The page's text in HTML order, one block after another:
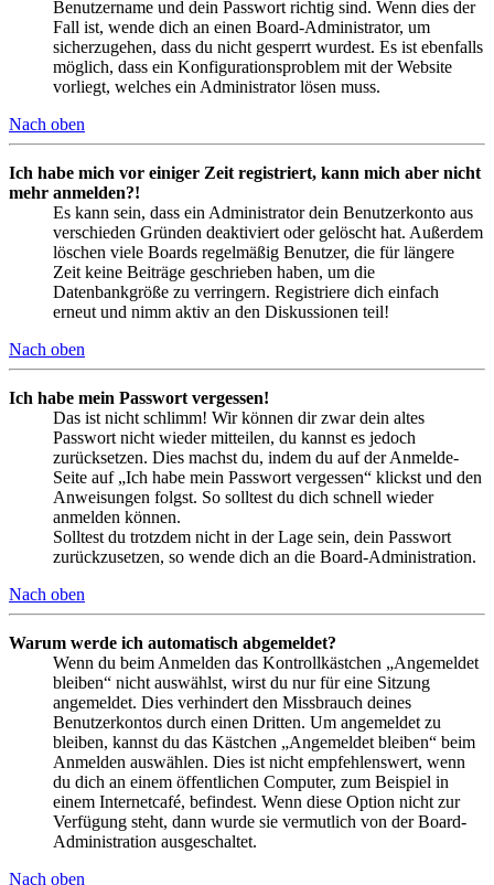
Benutzername und dein Passwort richtig sind. Wenn dies der
Fall ist, wende dich an einen Board-Administrator, um
sicherzugehen, dass du nicht gesperrt wurdest. Es ist ebenfalls
möglich, dass ein Konfigurationsproblem mit der Website
vorliegt, welches ein Administrator lösen muss.
Nach oben
Ich habe mich vor einiger Zeit registriert, kann mich aber nicht
mehr anmelden?!
Es kann sein, dass ein Administrator dein Benutzerkonto aus
verschieden Gründen deaktiviert oder gelöscht hat. Außerdem
löschen viele Boards regelmäßig Benutzer, die für längere
Zeit keine Beiträge geschrieben haben, um die
Datenbankgröße zu verringern. Registriere dich einfach
erneut und nimm aktiv an den Diskussionen teil!
Nach oben
Ich habe mein Passwort vergessen!
Das ist nicht schlimm! Wir können dir zwar dein altes
Passwort nicht wieder mitteilen, du kannst es jedoch
zurücksetzen. Dies machst du, indem du auf der Anmelde-
Seite auf „Ich habe mein Passwort vergessen“ klickst und den
Anweisungen folgst. So solltest du dich schnell wieder
anmelden können.
Solltest du trotzdem nicht in der Lage sein, dein Passwort
zurückzusetzen, so wende dich an die Board-Administration.
Nach oben
Warum werde ich automatisch abgemeldet?
Wenn du beim Anmelden das Kontrollkästchen „Angemeldet
bleiben“ nicht auswählst, wirst du nur für eine Sitzung
angemeldet. Dies verhindert den Missbrauch deines
Benutzerkontos durch einen Dritten. Um angemeldet zu
bleiben, kannst du das Kästchen „Angemeldet bleiben“ beim
Anmelden auswählen. Dies ist nicht empfehlenswert, wenn
du dich an einem öffentlichen Computer, zum Beispiel in
einem Internetcafé, befindest. Wenn diese Option nicht zur
Verfügung steht, dann wurde sie vermutlich von der Board-
Administration ausgeschaltet.
Nach oben